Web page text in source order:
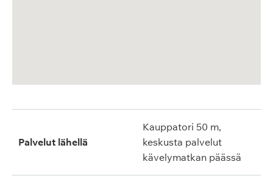
Palvelut lähellä
Kauppatori 50 m,
keskusta palvelut
kävelymatkan päässä